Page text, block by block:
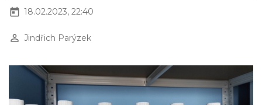
today 18.02.2023, 22:40
perm_identity Jindřich Parýzek